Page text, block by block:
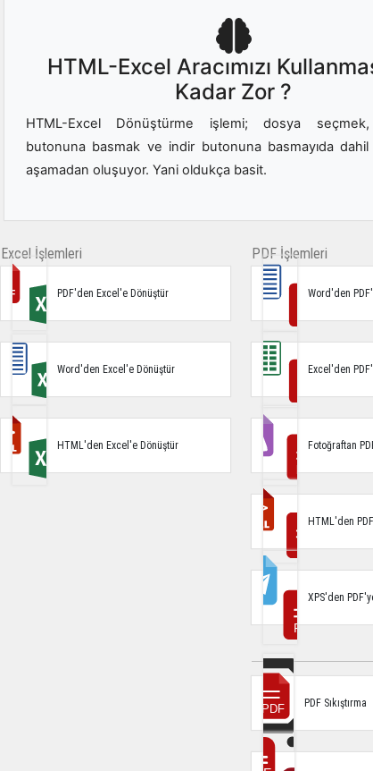
HTML-Excel Aracımızı
Kadar Zor ?
HTML-Excel Dönüştürme işlemi; dosya
butonuna basmak ve indir butonuna basmayıda
aşamadan oluşuyor. Yani oldukça basit.
Excel İşlemleri
PDF'den Excel'e Dönüştür
Word'den Excel'e Dönüştür
HTML'den Excel'e Dönüştür
PDF İşlemleri
Word'den
Excel'den
Fotoğraftan
HTML'den
XPS'den
PDF Sıkıştırma